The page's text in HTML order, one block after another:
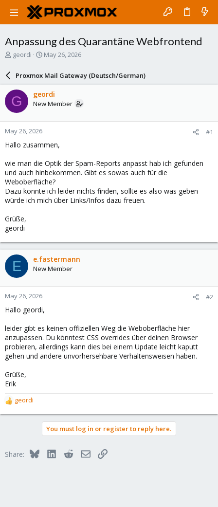
Anpassung des Quarantäne Webfrontend
T
a
d
s
t
a
r
t
e
geordi
S
a
r
d
a
e
May 26, 2026
Proxmox Mail Gateway (Deutsch/German)
G geordi
New Member
May 26, 2026 #1
Hallo zusammen,
wie man die Optik der Spam-Reports anpasst hab ich gefunden
und auch hinbekommen. Gibt es sowas auch für die
Weboberfläche?
Dazu konnte ich leider nichts finden, sollte es also was geben
würde ich mich über Links/Infos dazu freuen.
Grüße,
geordi
E e.fastermann
New Member
May 26, 2026 #2
Hallo geordi,
leider gibt es keinen offiziellen Weg die Weboberfläche hier
anzupassen. Du könntest CSS overrides über deinen Browser
probieren, allerdings kann dies bei einem Update leicht kaputt
gehen und andere unvorhersehbare Verhaltensweisen haben.
Grüße,
Erik
R
e
o
geordi
You must log in or register to reply here.
Share: BlueskyLinkedInRedditEmailLink